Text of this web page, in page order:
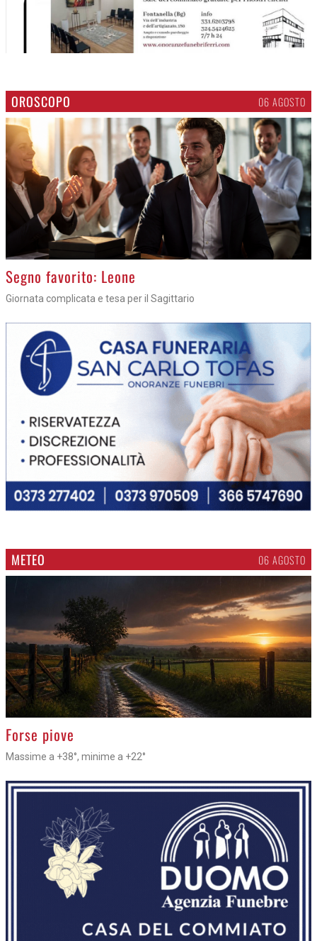
OROSCOPO 06 AGOSTO
>
Segno favorito: Leone
Giornata complicata e tesa per il Sagittario
METEO 06 AGOSTO
>
Forse piove
Massime a +38°, minime a +22°